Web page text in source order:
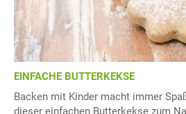
EINFACHE BUTTERKEKSE
Backen mit Kinder macht immer
dieser einfachen Butterkekse zum